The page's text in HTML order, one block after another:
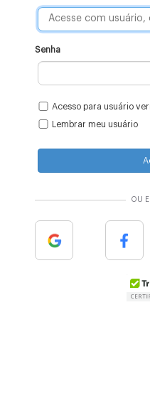
Senha
Acesso para usuário
Lembrar meu usuário
OU